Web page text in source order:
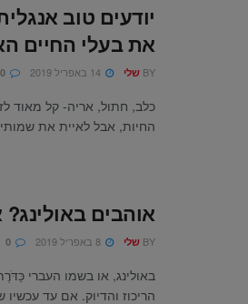
יודעים טוב
את בעלי החיים
BY שלי
כלב, חתול, אריה- קל מאוד
החיות, אבל לאיית את
אוהבים
BY שלי
באולינג, או בשמו העברי
הריכוז והדיוק. אם עד